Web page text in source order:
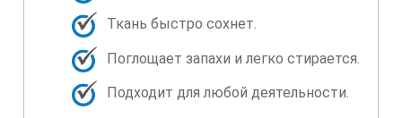
Ткань быстро сохнет.
Поглощает запахи и легко стирается.
Подходит для любой деятельности.